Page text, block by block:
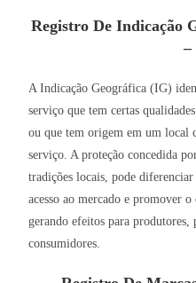
Registro De Indicação
–
A Indicação Geográfica (IG)
serviço que tem certas
ou que tem origem em um local
serviço. A proteção concedida
tradições locais, pode
acesso ao mercado e promover
gerando efeitos para produtores,
consumidores.